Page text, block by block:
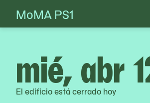
Skip
to
MoMA PS1
mié, abr
El edificio está cerrado hoy